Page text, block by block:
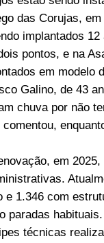
das Corujas,
implantados
pontos, e na
em modelo
Galino, de 43
chuva por não
em
e 1.346 com
paradas habituais.
técnicas